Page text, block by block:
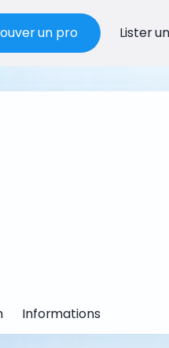
un pro Lister
Informations